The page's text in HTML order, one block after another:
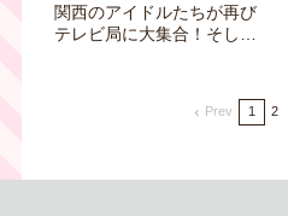
関西のアイドルたちが再び
テレビ局に大集合！そして
タート！！！「テレビ大阪
は本気でアイドルたちを推
Prev 1 2